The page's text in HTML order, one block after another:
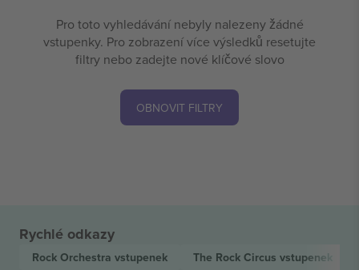
Pro toto vyhledávání nebyly nalezeny žádné
vstupenky. Pro zobrazení více výsledků resetujte
filtry nebo zadejte nové klíčové slovo
OBNOVIT FILTRY
Rychlé odkazy
Rock Orchestra vstupenek The Rock Circus vstupenek